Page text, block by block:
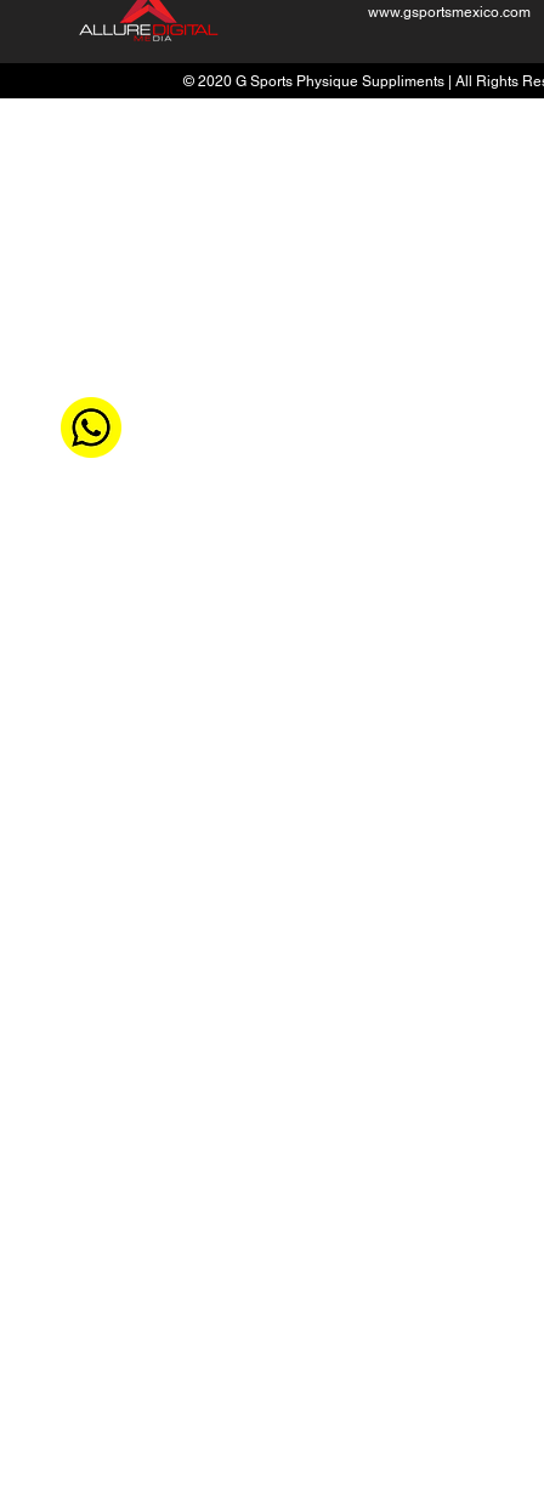
www.gsportsmexico.com
© 2020 G Sports Physique Suppliments | All Rights